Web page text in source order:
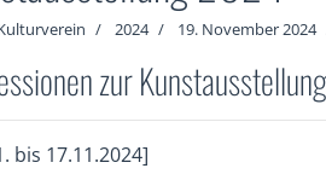
2024 19. November 2024
zur
bis 17.11.2024]